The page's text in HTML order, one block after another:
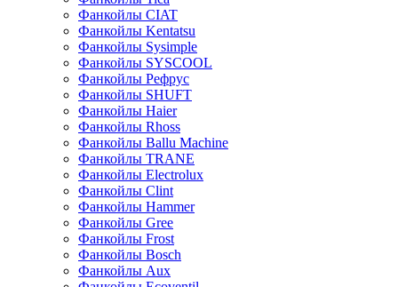
Фанкойлы CIAT
Фанкойлы Kentatsu
Фанкойлы Sysimple
Фанкойлы SYSCOOL
Фанкойлы Рефрус
Фанкойлы SHUFT
Фанкойлы Haier
Фанкойлы Rhoss
Фанкойлы Ballu Machine
Фанкойлы TRANE
Фанкойлы Electrolux
Фанкойлы Clint
Фанкойлы Hammer
Фанкойлы Gree
Фанкойлы Frost
Фанкойлы Bosch
Фанкойлы Aux